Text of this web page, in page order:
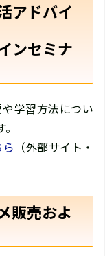
アドバイ
ンセミナ
学習方法につい
（外部サイト・
販売およ